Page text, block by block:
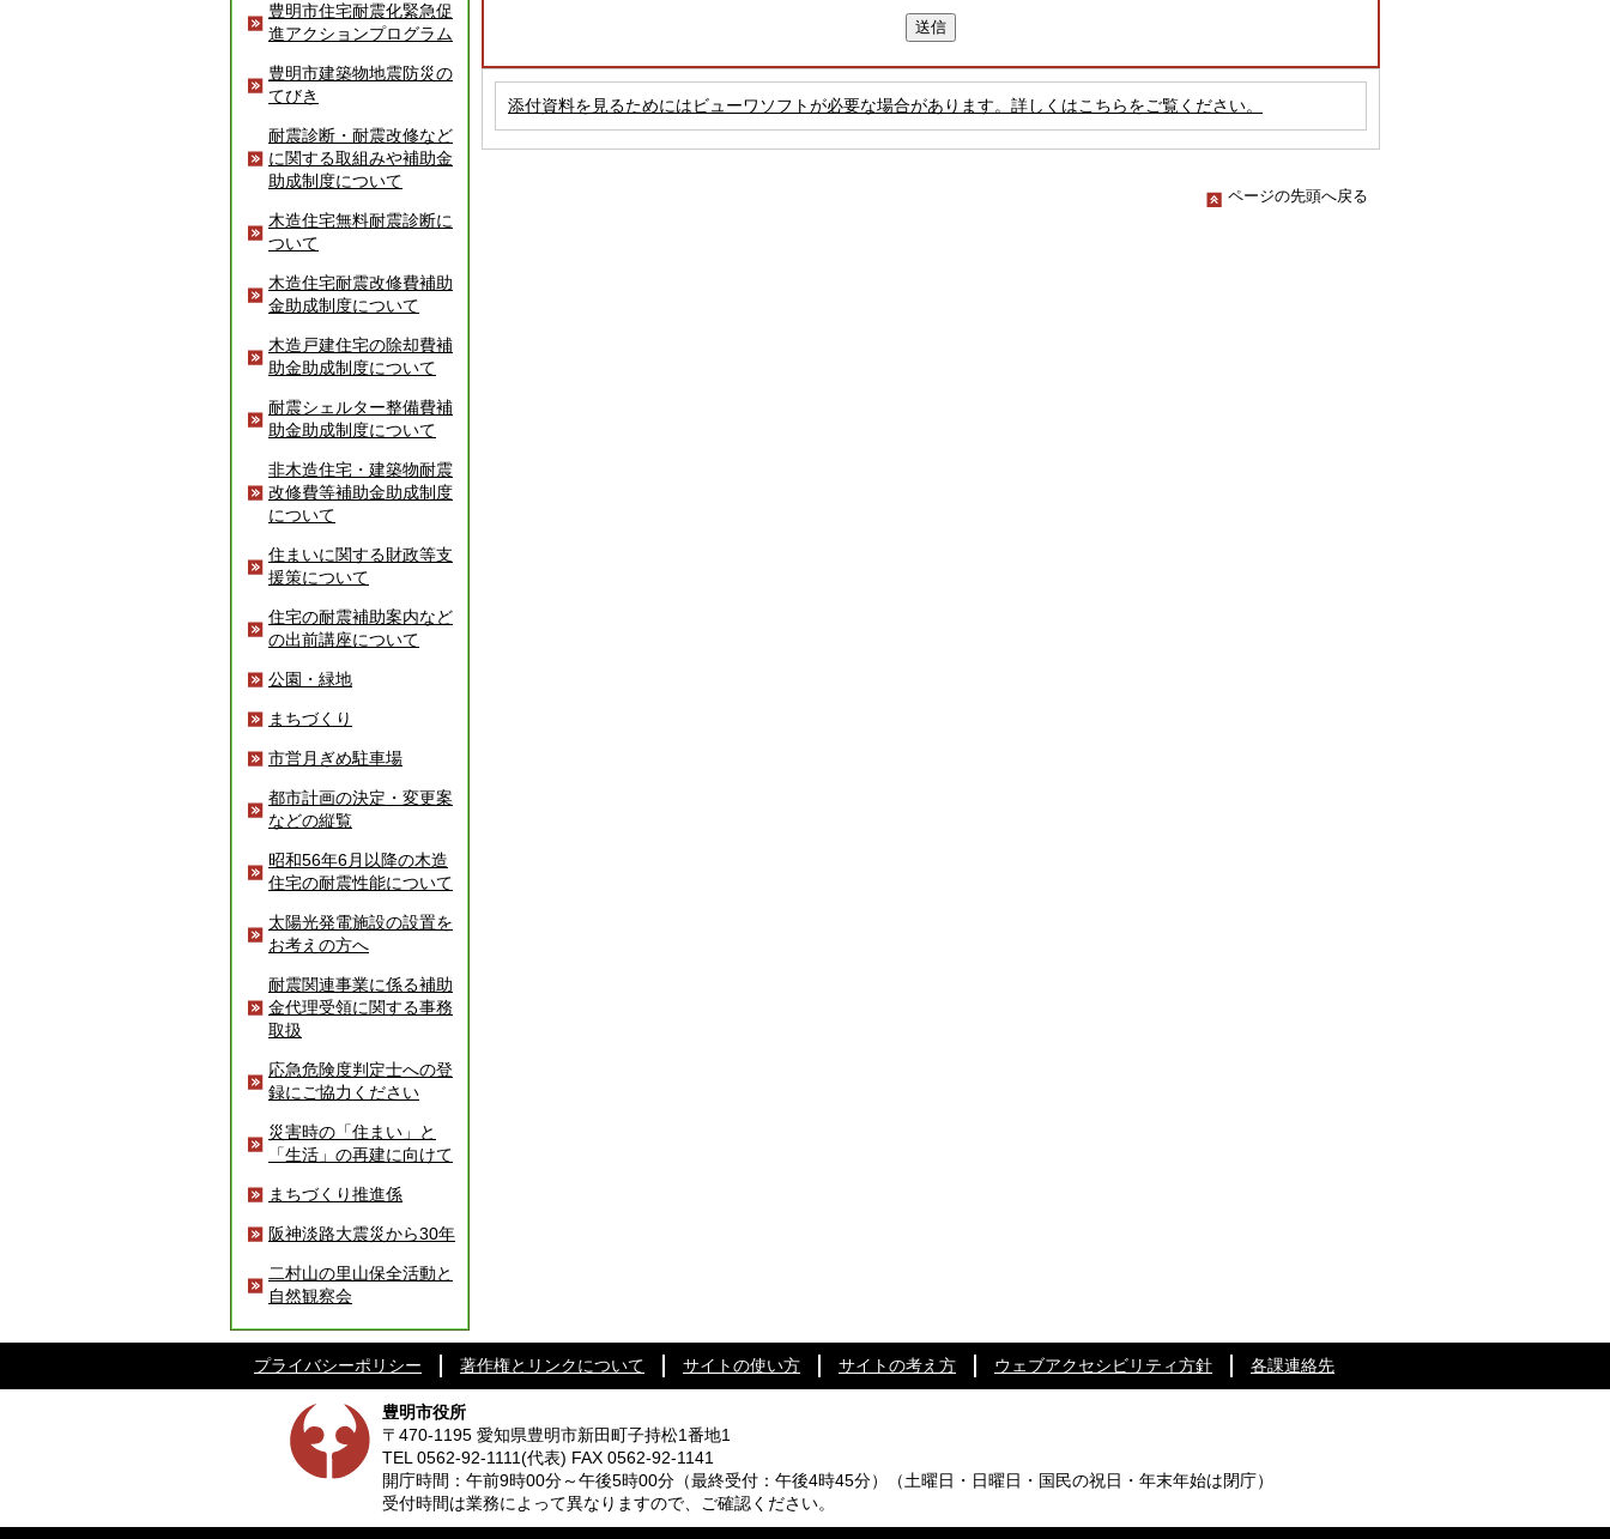
豊明市住宅耐震化緊急促
進アクションプログラム
豊明市建築物地震防災の
てびき
耐震診断・耐震改修など
に関する取組みや補助金
助成制度について
木造住宅無料耐震診断に
ついて
木造住宅耐震改修費補助
金助成制度について
木造戸建住宅の除却費補
助金助成制度について
耐震シェルター整備費補
助金助成制度について
非木造住宅・建築物耐震
改修費等補助金助成制度
について
住まいに関する財政等支
援策について
住宅の耐震補助案内など
の出前講座について
公園・緑地
まちづくり
市営月ぎめ駐車場
都市計画の決定・変更案
などの縦覧
昭和56年6月以降の木造
住宅の耐震性能について
太陽光発電施設の設置を
お考えの方へ
耐震関連事業に係る補助
金代理受領に関する事務
取扱
応急危険度判定士への登
録にご協力ください
災害時の「住まい」と
「生活」の再建に向けて
まちづくり推進係
阪神淡路大震災から30年
二村山の里山保全活動と
自然観察会
添付資料を見るためにはビューワソフトが必要な場合があります。詳しくはこちらをご覧ください。
ページの先頭へ戻る
プライバシーポリシー 著作権とリンクについて サイトの使い方 サイトの考え方 ウェブアクセシビリティ方針 各課連絡先
豊明市役所
〒470-1195 愛知県豊明市新田町子持松1番地1
TEL 0562-92-1111(代表) FAX 0562-92-1141
開庁時間：午前9時00分～午後5時00分 （最終受付：午後4時45分）
（土曜日・日曜日・国民の祝日・年末年始は閉庁）
受付時間は業務によって異なりますので、ご確認ください。